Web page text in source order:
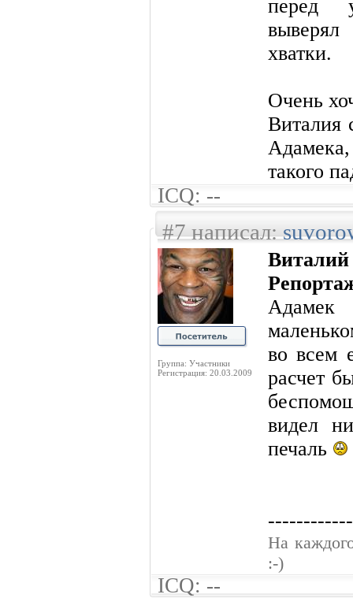
перед
хватки.
Очень
Виталия
такого
ICQ: --
#7 написал:
Группа: Участники
Регистрация: 20.03.2009
во всем
расчет
видел
печаль
На
:-)
ICQ: --